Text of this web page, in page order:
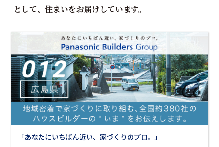
として、住まいをお届けしています。
「あなたにいちばん近い、家づくりのプロ。」